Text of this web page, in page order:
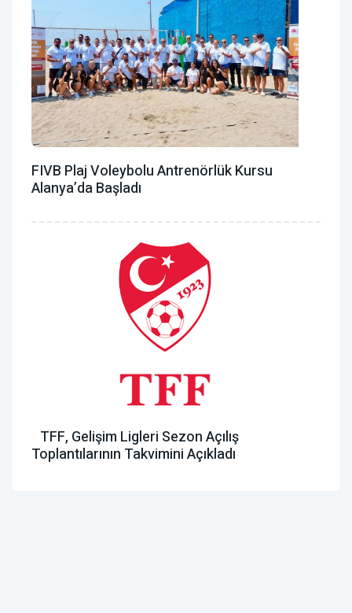
FIVB Plaj Voleybolu Antrenörlük Kursu
Alanya’da Başladı
TFF, Gelişim Ligleri Sezon Açılış
Toplantılarının Takvimini Açıkladı